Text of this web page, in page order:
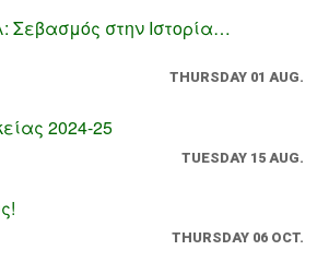
στην Ιστορία…
THURSDAY 01 AUG.
2024-25
TUESDAY 15 AUG.
THURSDAY 06 OCT.